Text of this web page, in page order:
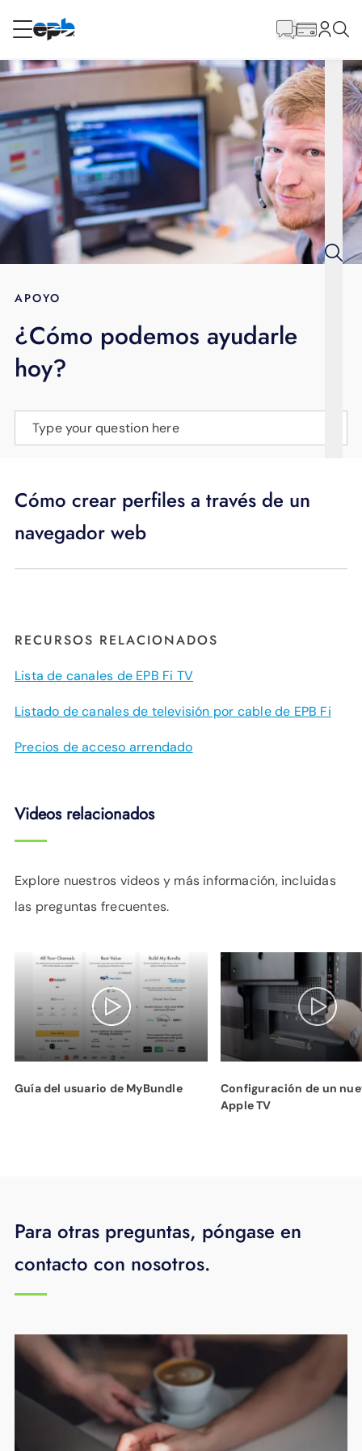
RESIDENCIAL
Internet
Energía
Televisión
BLOG
APOYO
principal
APOYO
¿Cómo podemos ayudarle
hoy?
Type your question here
Cómo crear perfiles a través de un
navegador web
RECURSOS RELACIONADOS
Lista de canales de EPB Fi TV
Listado de canales de televisión por cable de EPB Fi
Precios de acceso arrendado
Videos relacionados
Explore nuestros videos y más información, incluidas
las preguntas frecuentes.
Guía del usuario de MyBundle
Configuración de un
Apple TV
Para otras preguntas, póngase en
contacto con nosotros.